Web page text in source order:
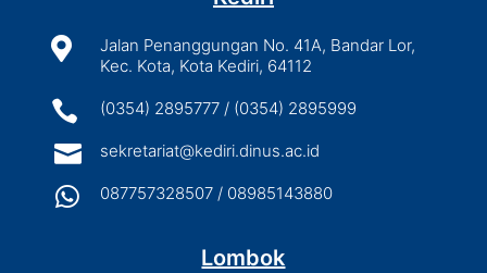

Jalan Penanggungan No. 41A, Bandar Lor,
Kec. Kota, Kota Kediri, 64112
 (0354) 2895777 / (0354) 2895999
 sekretariat@kediri.dinus.ac.id
 087757328507 / 08985143880
Lombok